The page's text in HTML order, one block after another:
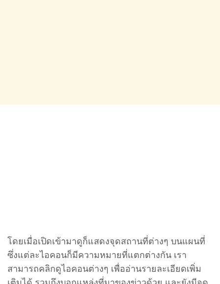
โดยเมื่อเปิดเข้ามาดูก็แสดงจุดสถานที่ต่างๆ บนแผนที่
ซึ่งแต่ละไอคอนก็มีความหมายที่แตกต่างกัน เรา
สามารถคลิกดูไอคอนต่างๆ เพื่ออ่านรายละเอียดเพิ่ม